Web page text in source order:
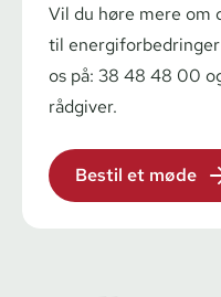
Vil du høre mere om
til
os på: 38 48 48 00
rådgiver.
Bestil et møde